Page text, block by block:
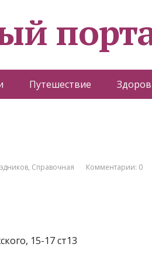
Путешествие
, Справочная Комментарии: 0
15-17 ст13